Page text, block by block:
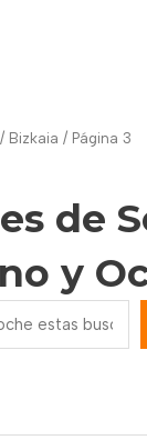
Bizkaia / Página 3
de
y